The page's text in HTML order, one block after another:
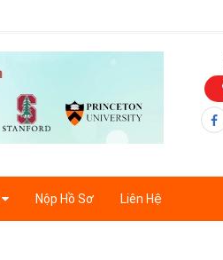
Nộp Hồ Sơ Liên Hệ